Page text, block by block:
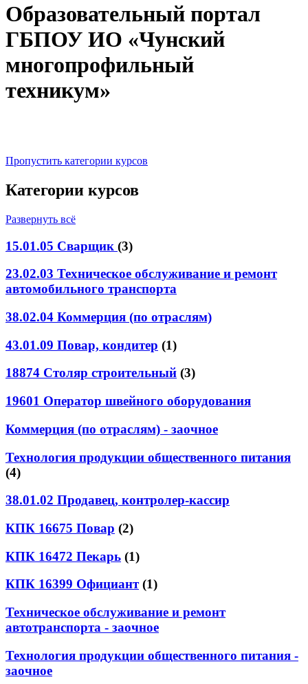
Образовательный портал
ГБПОУ ИО «Чунский
многопрофильный
техникум»
Пропустить категории курсов
Категории курсов
Развернуть всё
15.01.05 Сварщик (3)
23.02.03 Техническое обслуживание и ремонт
автомобильного транспорта
38.02.04 Коммерция (по отраслям)
43.01.09 Повар, кондитер (1)
18874 Столяр строительный (3)
19601 Оператор швейного оборудования
Коммерция (по отраслям) - заочное
Технология продукции общественного питания
(4)
38.01.02 Продавец, контролер-кассир
КПК 16675 Повар (2)
КПК 16472 Пекарь (1)
КПК 16399 Официант(1)
Техническое обслуживание и ремонт
автотранспорта - заочное
Технология продукции общественного питания -
заочное